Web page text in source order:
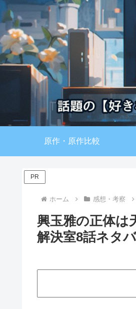
原作・原作比較
PR
ホーム 感想・考察
興玉雅の正体は
解決室8話ネタ